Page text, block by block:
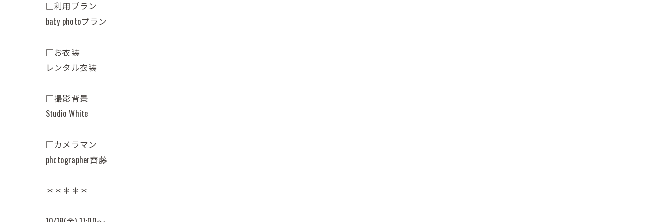
□利用プラン
baby photoプラン
□お衣装
レンタル衣装
□撮影背景
Studio White
□カメラマン
photographer齊藤
＊＊＊＊＊